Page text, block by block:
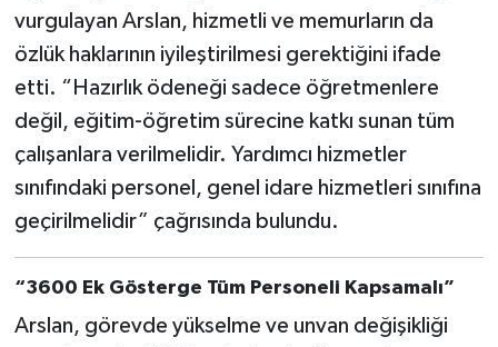
vurgulayan Arslan, hizmetli ve memurların da
özlük haklarının iyileştirilmesi gerektiğini ifade
etti. “Hazırlık ödeneği sadece öğretmenlere
değil, eğitim-öğretim sürecine katkı sunan tüm
çalışanlara verilmelidir. Yardımcı hizmetler
sınıfındaki personel, genel idare hizmetleri sınıfına
geçirilmelidir” çağrısında bulundu.
“3600 Ek Gösterge Tüm Personeli Kapsamalı”
Arslan, görevde yükselme ve unvan değişikliği